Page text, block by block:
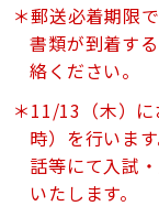
郵送必着期限
書類が到着す
絡ください。
11/13（木）
時）を行いま
話等にて入試
いたします。